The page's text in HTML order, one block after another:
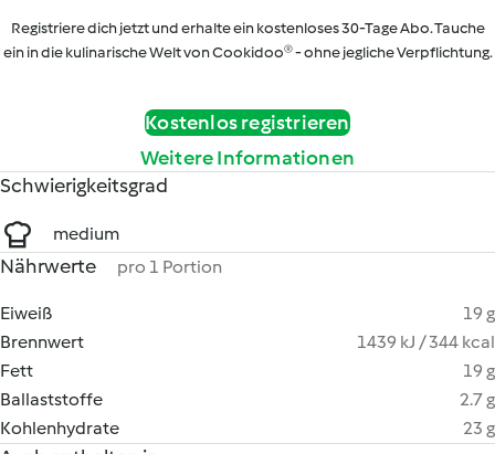
Registriere dich jetzt und erhalte ein kostenloses 30-Tage Abo. Tauche
ein in die kulinarische Welt von Cookidoo® - ohne jegliche Verpflichtung.
Kostenlos registrieren
Weitere Informationen
Schwierigkeitsgrad
medium
Nährwerte pro 1 Portion
Eiweiß
19 g
Brennwert
1439 kJ / 344 kcal
Fett
19 g
Ballaststoffe
2.7 g
Kohlenhydrate
23 g